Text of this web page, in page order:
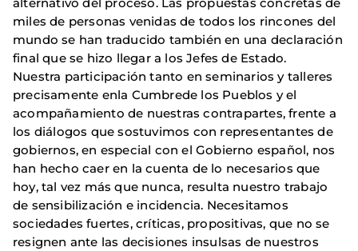
miles de personas venidas de todos los rincones del
mundo se han traducido también en una declaración
final que se hizo llegar a los Jefes de Estado.
Nuestra participación tanto en seminarios y talleres
precisamente enla Cumbrede los Pueblos y el
acompañamiento de nuestras contrapartes, frente a
los diálogos que sostuvimos con representantes de
gobiernos, en especial con el Gobierno español, nos
han hecho caer en la cuenta de lo necesarios que
hoy, tal vez más que nunca, resulta nuestro trabajo
de sensibilización e incidencia. Necesitamos
sociedades fuertes, críticas, propositivas, que no se
resignen ante las decisiones insulsas de nuestros